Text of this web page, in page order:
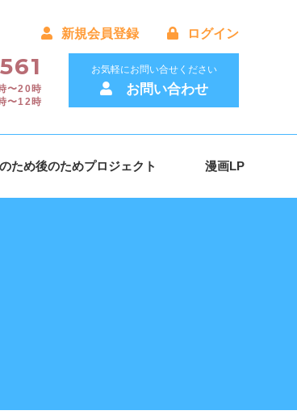
新規会員登録 ログイン
〜20時
〜12時
お気軽にお問い合せください
お問い合わせ
ため後のためプロジェクト 漫画LP